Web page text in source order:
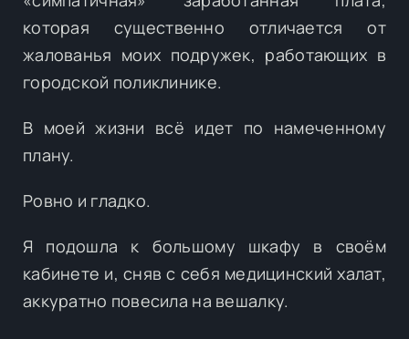
которая существенно отличается от
жалованья моих подружек, работающих в
городской поликлинике.
В моей жизни всё идет по намеченному
плану.
Ровно и гладко.
Я подошла к большому шкафу в своём
кабинете и, сняв с себя медицинский халат,
аккуратно повесила на вешалку.